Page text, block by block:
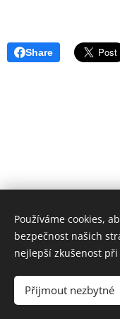
Share
Vytvořeno
Používáme cookies,
bezpečnost našich
nejlepší zkušenost
Přijmout nezbytné